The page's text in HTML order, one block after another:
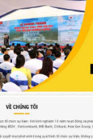
4396